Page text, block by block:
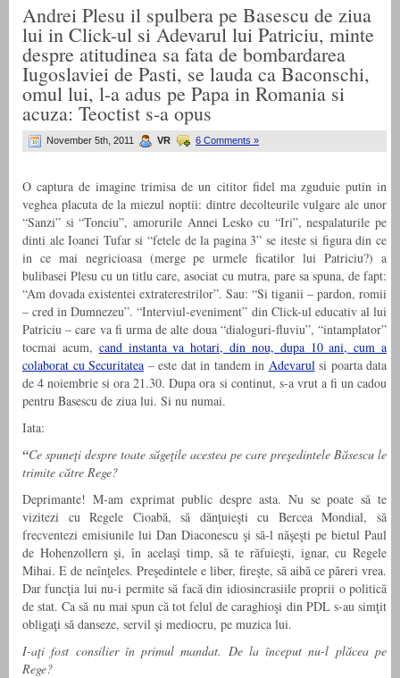
Andrei Plesu il spulbera pe Basescu de ziua
lui in Click-ul si Adevarul lui Patriciu, minte
despre atitudinea sa fata de bombardarea
Iugoslaviei de Pasti, se lauda ca Baconschi,
omul lui, l-a adus pe Papa in Romania si
acuza: Teoctist s-a opus
November 5th, 2011 VR 6 Comments »
O captura de imagine trimisa de un cititor fidel ma zguduie putin in
veghea placuta de la miezul noptii: dintre decolteurile vulgare ale unor
“Sanzi” si “Tonciu”, amorurile Annei Lesko cu “Iri”, nespalaturile pe
dinti ale Ioanei Tufar si “fetele de la pagina 3” se iteste si figura din ce
in ce mai negricioasa (merge pe urmele ficatilor lui Patriciu?) a
bulibasei Plesu cu un titlu care, asociat cu mutra, pare sa spuna, de fapt:
“Am dovada existentei extraterestrilor”. Sau: “Si tiganii – pardon, romii
– cred in Dumnezeu”. “Interviul-eveniment” din Click-ul educativ al lui
Patriciu – care va fi urma de alte doua “dialoguri-fluviu”, “intamplator”
tocmai acum, cand instanta va hotari, din nou, dupa 10 ani, cum a
colaborat cu Securitatea – este dat in tandem in Adevarulsi poarta data
de 4 noiembrie si ora 21.30. Dupa ora si continut, s-a vrut a fi un cadou
pentru Basescu de ziua lui. Si nu numai.
Iata:
“Ce spuneţi despre toate săgeţile acestea pe care preşedintele Băsescu le
trimite către Rege?
Deprimante! M-am exprimat public despre asta. Nu se poate să te
vizitezi cu Regele Cioabă, să dănţuieşti cu Bercea Mondial, să
frecventezi emisiunile lui Dan Diaconescu şi să-l năşeşti pe bietul Paul
de Hohenzollern şi, în acelaşi timp, să te răfuieşti, ignar, cu Regele
Mihai. E de neînţeles. Preşedintele e liber, fireşte, să aibă ce păreri vrea.
Dar funcţia lui nu-i permite să facă din idiosincrasiile proprii o politică
de stat. Ca să nu mai spun că tot felul de caraghioşi din PDL s-au simţit
obligaţi să danseze, servil şi mediocru, pe muzica lui.
I-aţi fost consilier în primul mandat. De la început nu-l plăcea pe
Rege?